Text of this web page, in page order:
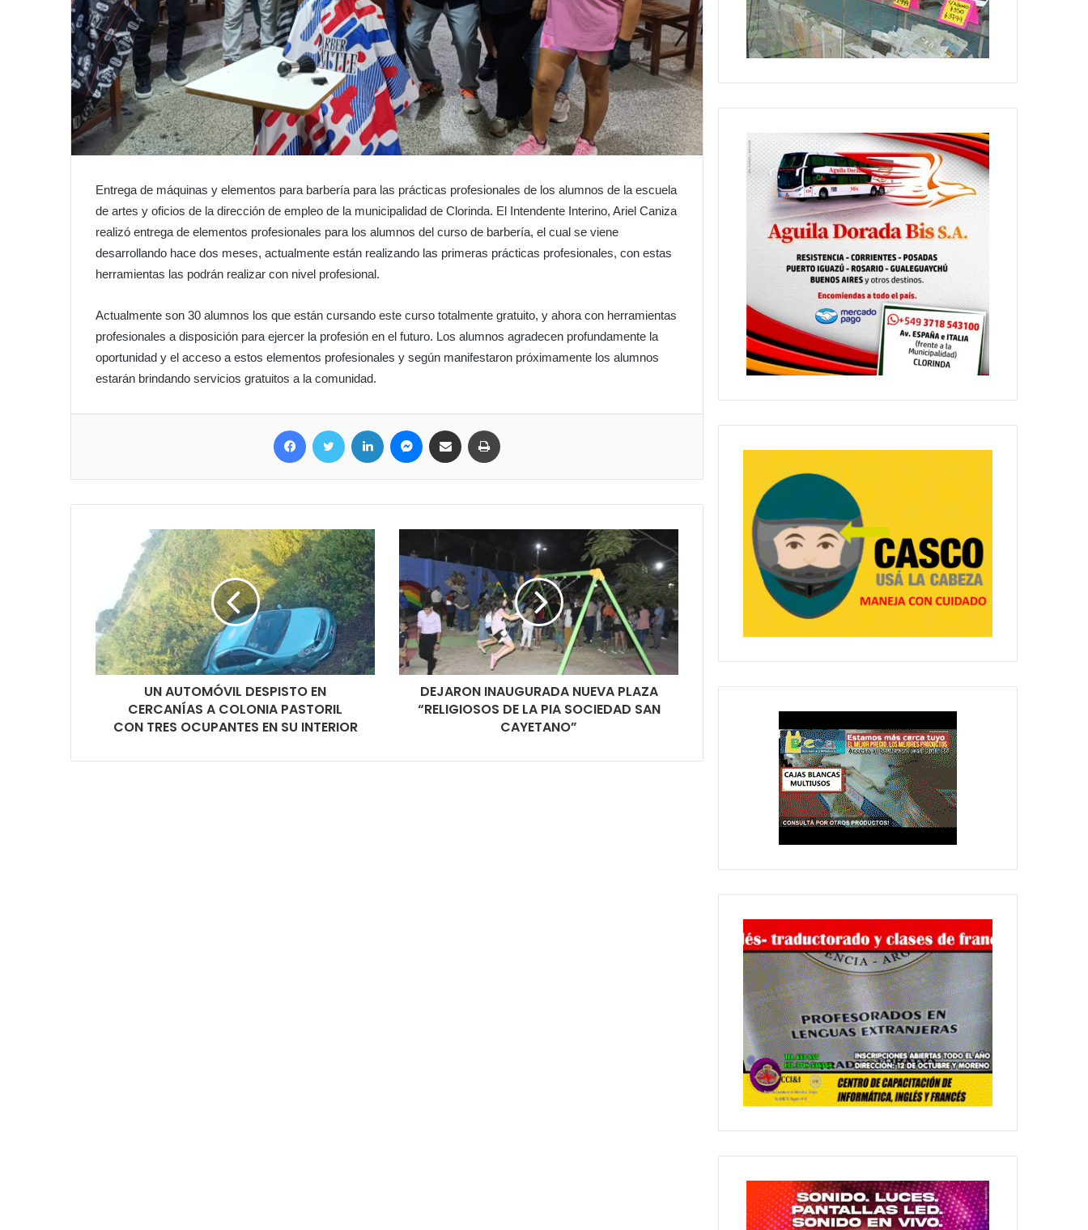
Entrega de máquinas y elementos para barbería para las prácticas profesionales de los alumnos de la escuela
de artes y oficios de la dirección de empleo de la municipalidad de Clorinda. El Intendente Interino, Ariel Caniza
realizó entrega de elementos profesionales para los alumnos del curso de barbería, el cual se viene
desarrollando hace dos meses, actualmente están realizando las primeras prácticas profesionales, con estas
herramientas las podrán realizar con nivel profesional.
Actualmente son 30 alumnos los que están cursando este curso totalmente gratuito, y ahora con herramientas
profesionales a disposición para ejercer la profesión en el futuro. Los alumnos agradecen profundamente la
oportunidad y el acceso a estos elementos profesionales y según manifestaron próximamente los alumnos
estarán brindando servicios gratuitos a la comunidad.
UN AUTOMÓVIL DESPISTO EN
CERCANÍAS A COLONIA PASTORIL
CON TRES OCUPANTES EN SU INTERIOR
DEJARON INAUGURADA NUEVA PLAZA
“RELIGIOSOS DE LA PIA SOCIEDAD SAN
CAYETANO”